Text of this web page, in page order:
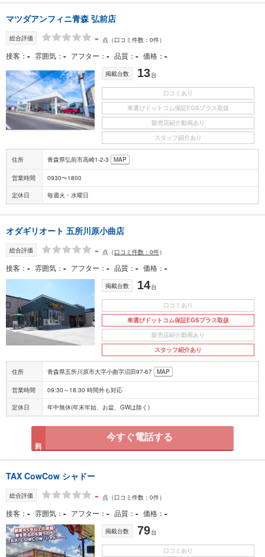
マツダアンフィニ青森 弘前店
総合評価 - 点 （口コミ件数：0件）
接客 - 雰囲気 - アフター - 品質 - 価格 -
掲載台数 13台
口コミあり
車選びドットコム保証EGSプラス取扱
販売店紹介動画あり
スタッフ紹介あり
住所 青森県弘前市高崎1-2-3 MAP
営業時間 0930〜1800
定休日 毎週火・水曜日
オダギリオート 五所川原小曲店
総合評価 - 点 （口コミ件数：0件）
接客 - 雰囲気 - アフター - 品質 - 価格 -
掲載台数 14台
口コミあり
車選びドットコム保証EGSプラス取扱
販売店紹介動画あり
スタッフ紹介あり
住所 青森県五所川原市大字小曲字沼田97‐67 MAP
営業時間 09:30～18:30 時間外も対応
定休日 年中無休(年末年始、お盆、GWは除く)
今すぐ電話する
TAX CowCow シャドー
総合評価 - 点 （口コミ件数：0件）
接客 - 雰囲気 - アフター - 品質 - 価格 -
掲載台数 79台
口コミあり